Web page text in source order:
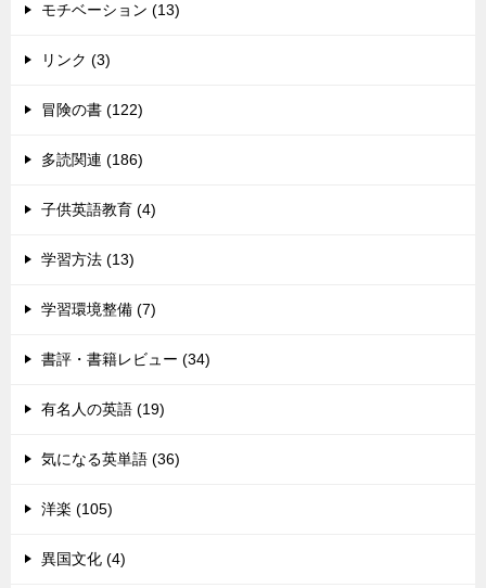
モチベーション (13)
リンク (3)
冒険の書 (122)
多読関連 (186)
子供英語教育 (4)
学習方法 (13)
学習環境整備 (7)
書評・書籍レビュー (34)
有名人の英語 (19)
気になる英単語 (36)
洋楽 (105)
異国文化 (4)